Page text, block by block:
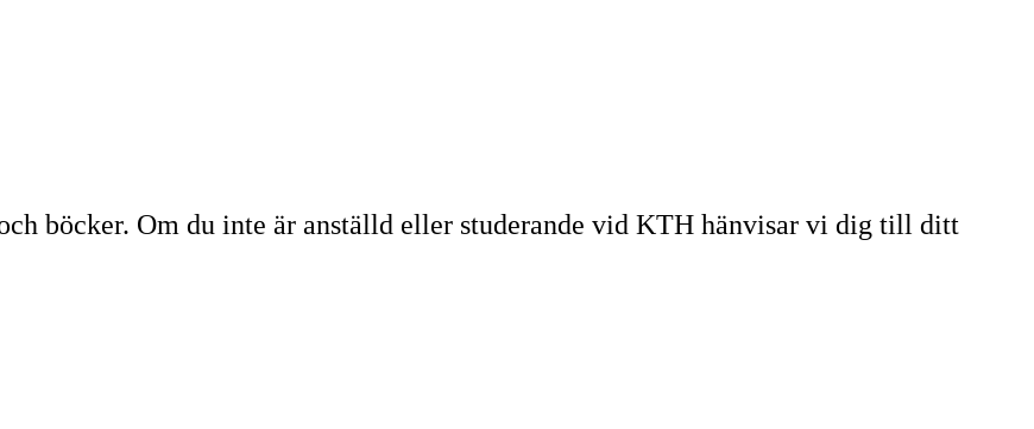
böcker. Om du inte är anställd eller studerande vid KTH hänvisar vi dig till ditt